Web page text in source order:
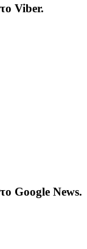
Viber.
Google News.